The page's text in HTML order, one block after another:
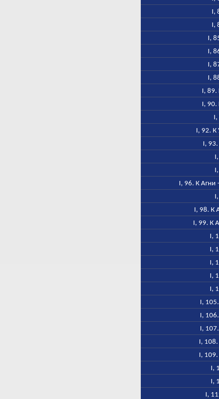
I,
I,
I,
I,
I,
I,
I, 89.
I, 90.
I, 92.
I,
I, 96. К Агни
I, 98. К
I, 99. К
I,
I,
I,
I,
I,
I,
I,
I,
I,
I,
I,
I,
I,